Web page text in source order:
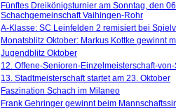
Fünftes Dreikönigsturnier am Sonntag, den
Schachgemeinschaft Vaihingen-Rohr
A-Klasse: SC Leinfelden 2 remisiert bei
Monatsblitz Oktober: Markus Kottke gewinnt
Jugendblitz Oktober
12. Offene-Senioren-Einzelmeisterschaft-
13. Stadtmeisterschaft startet am 23. Oktober
Faszination Schach im Milaneo
Frank Gehringer gewinnt beim